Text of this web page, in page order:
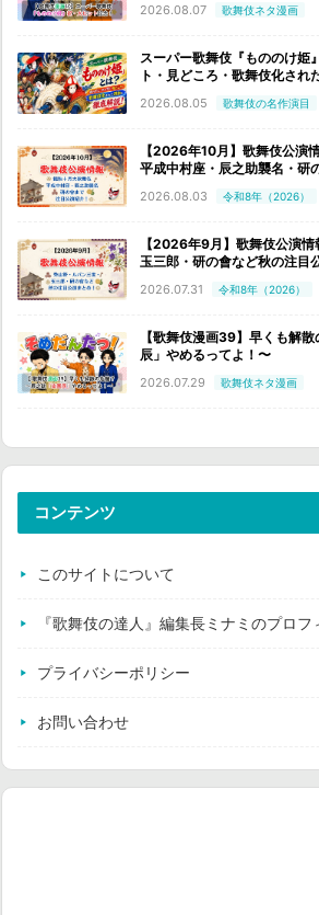
2026.08.07 歌舞伎ネタ漫画
スーパー歌舞伎『もののけ姫
ト・見どころ・歌舞伎化され
2026.08.05 歌舞伎の名作演目
【2026年10月】歌舞伎公演
平成中村座・辰之助襲名・研
2026.08.03 令和8年（2026）
【2026年9月】歌舞伎公演情
玉三郎・研の會など秋の注目
2026.07.31 令和8年（2026）
【歌舞伎漫画39】早くも解
辰」やめるってよ！〜
2026.07.29 歌舞伎ネタ漫画
コンテンツ
このサイトについて
『歌舞伎の達人』編集長ミナミのプロフ
プライバシーポリシー
お問い合わせ